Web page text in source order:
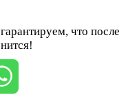
что после